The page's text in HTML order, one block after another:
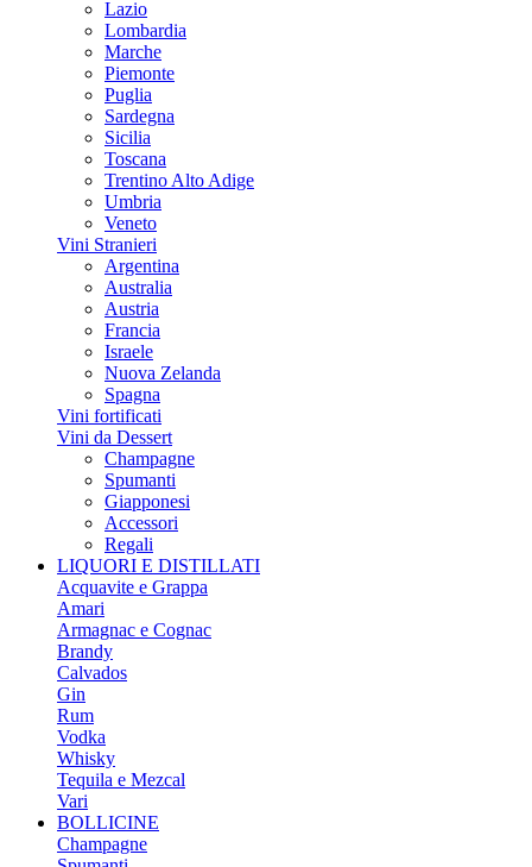
Lazio
Lombardia
Marche
Piemonte
Puglia
Sardegna
Sicilia
Toscana
Trentino Alto Adige
Umbria
Veneto
Vini Stranieri
Argentina
Australia
Austria
Francia
Israele
Nuova Zelanda
Spagna
Vini fortificati
Vini da Dessert
Champagne
Spumanti
Giapponesi
Accessori
Regali
LIQUORI E DISTILLATI
Acquavite e Grappa
Amari
Armagnac e Cognac
Brandy
Calvados
Gin
Rum
Vodka
Whisky
Tequila e Mezcal
Vari
BOLLICINE
Champagne